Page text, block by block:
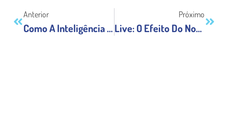
Anterior
Como A Inteligência Artificial Com Solução Omnichanel Ajuda No Sucesso Da Operação Da Sua Empresa
Próximo
Live: O Efeito Do Novo Normal Na Migração Para Cloud E Quais Os Impactos Para As Empresas